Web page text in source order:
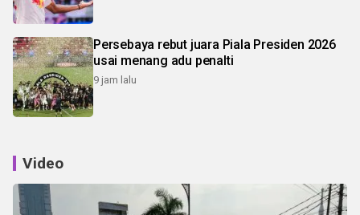
Persebaya rebut juara Piala Presiden 2026
usai menang adu penalti
9 jam lalu
Video